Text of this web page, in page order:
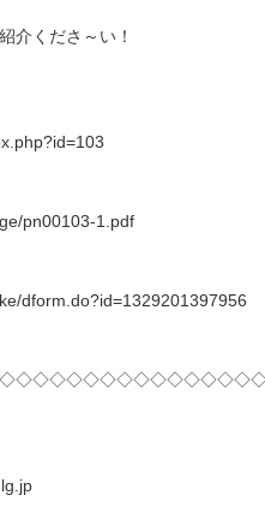
介くださ～い！
pn00103-1.pdf
dform.do?id=1329201397956